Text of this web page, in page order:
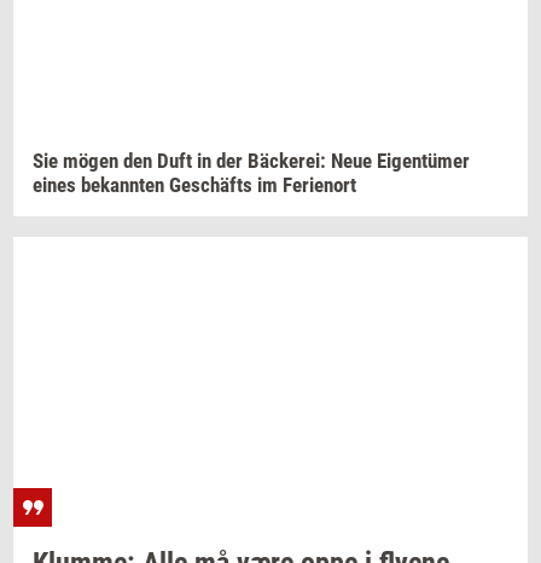
Sie mögen den Duft in der Bäckerei: Neue Eigentümer
eines be­kan­n­ten Geschäfts im Fe­ri­enort